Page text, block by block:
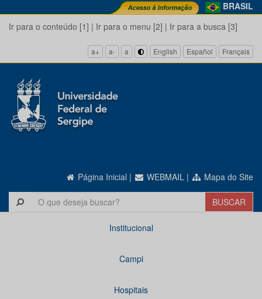
BRASIL
Ir para o conteúdo [1] | Ir para o menu [2] | Ir para a busca [3]
a+ a- a English Español Français
Página Inicial | WEBMAIL | Mapa do Site
Institucional
Campi
Hospitais